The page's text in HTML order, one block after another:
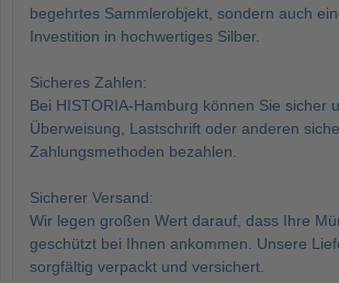
begehrtes Sammlerobjekt, sondern auch
Investition in hochwertiges Silber.
Sicheres Zahlen:
Bei HISTORIA-Hamburg können Sie sicher
Überweisung, Lastschrift oder anderen
Zahlungsmethoden bezahlen.
Sicherer Versand:
Wir legen großen Wert darauf, dass Ihre
geschützt bei Ihnen ankommen. Unsere
sorgfältig verpackt und versichert.